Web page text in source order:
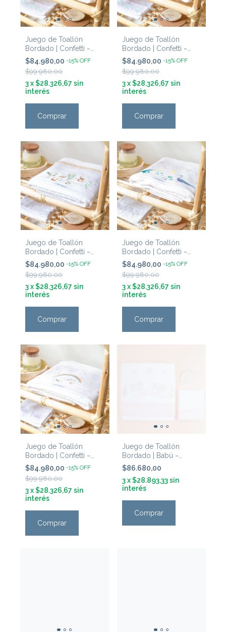
Juego de Toallón
Bordado | Confetti ~
'Llamas Rosa'
$84.980,00 -15% OFF
$99.980,00
3x$28.326,67 sin
interés
Comprar
Juego de Toallón
Bordado | Confetti ~
'Llamas Verde'
$84.980,00 -15% OFF
$99.980,00
3 x$28.326,67 sin
interés
Comprar
Juego de Toallón
Bordado | Confetti ~
'Llamas Natural'
$84.980,00 -15% OFF
$99.980,00
3x$28.326,67 sin
interés
Comprar
Juego de Toallón
Bordado | Confetti ~
'Dinosaurios'
$84.980,00 -15% OFF
$99.980,00
3 x$28.326,67 sin
interés
Comprar
Juego de Toallón
Bordado | Confetti ~
'Unicornio'
$84.980,00 -15% OFF
$99.980,00
3x$28.326,67 sin
interés
Comprar
Juego de Toallón
Bordado | Babú ~
'Ovejitas Rosa'
$86.680,00
3 x$28.893,33 sin
interés
Comprar